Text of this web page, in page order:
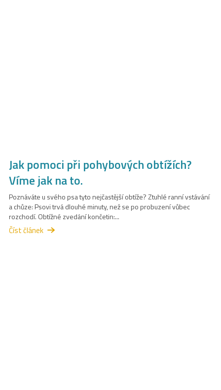
Jak pomoci při pohybových obtížích?
Víme jak na to.
Poznáváte u svého psa tyto nejčastější obtíže? Ztuhlé ranní vstávání
a chůze: Psovi trvá dlouhé minuty, než se po probuzení vůbec
rozchodí. Obtížné zvedání končetin:...
Číst článek